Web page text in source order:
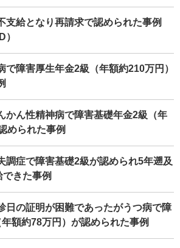
支給となり再請求で認められた事例
）
で障害厚生年金2級（年額約210万円）
かん性精神病で障害基礎年金2級（年
められた事例
調症で障害基礎2級が認められ5年遡及
きた事例
日の証明が困難であったがうつ病で障
額約78万円）が認められた事例